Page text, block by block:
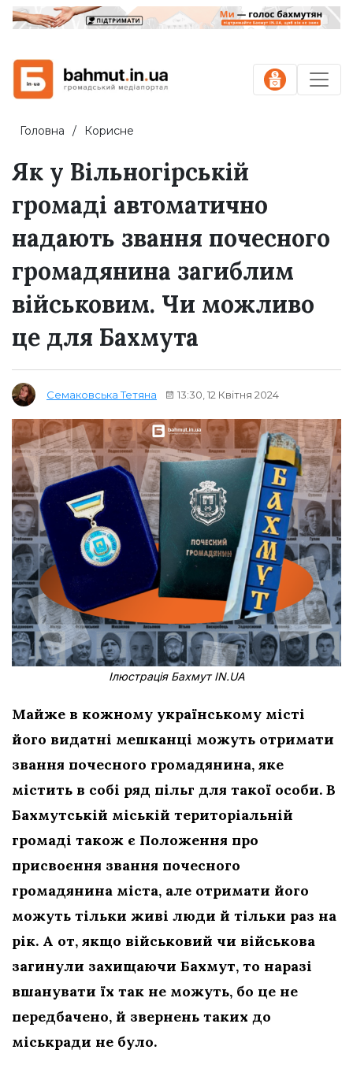
Головна Корисне
Як у Вільногірській
громаді автоматично
надають звання почесного
громадянина загиблим
військовим. Чи можливо
це для Бахмута
Семаковська Тетяна 13:30, 12 Квітня 2024
Ілюстрація Бахмут IN.UA
Майже в кожному українському місті
його видатні мешканці можуть отримати
звання почесного громадянина, яке
містить в собі ряд пільг для такої особи. В
Бахмутській міській територіальній
громаді також є Положення про
присвоєння звання почесного
громадянина міста, але отримати його
можуть тільки живі люди й тільки раз на
рік. А от, якщо військовий чи військова
загинули захищаючи Бахмут, то наразі
вшанувати їх так не можуть, бо це не
передбачено, й звернень таких до
міськради не було.